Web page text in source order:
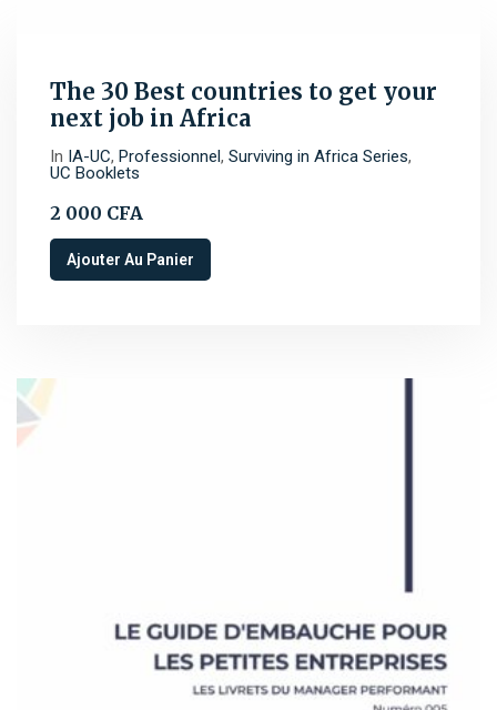
The 30 Best countries to get your
next job in Africa
In IA-UC, Professionnel, Surviving in Africa Series,
UC Booklets
2 000 CFA
Ajouter Au Panier